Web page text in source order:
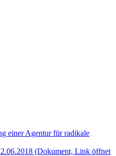
einer Agentur für radikale
(Dokument, Link öffnet